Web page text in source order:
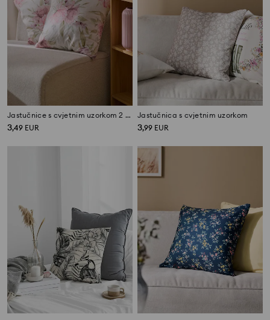
Jastučnice s cvjetnim uzorkom 2 komada
3,49 EUR
Jastučnica s cvjetnim uzorkom
3,99 EUR